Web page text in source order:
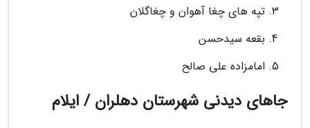
تپه های چغا آهوان و چغاگلان
بقعه سیدحسن
امامزاده علی صالح
جاهای دیدنی شهرستان دهلران / ایلام